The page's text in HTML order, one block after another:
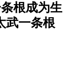
根成为生
武一条根